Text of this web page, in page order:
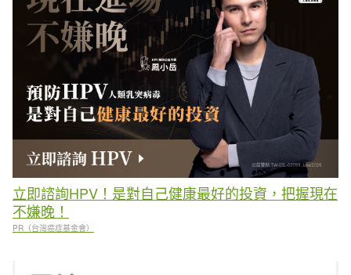
立即諮詢HPV！是對自己健康最好的投資，把握現在
不嫌晚！
PR（台灣癌症基金會）